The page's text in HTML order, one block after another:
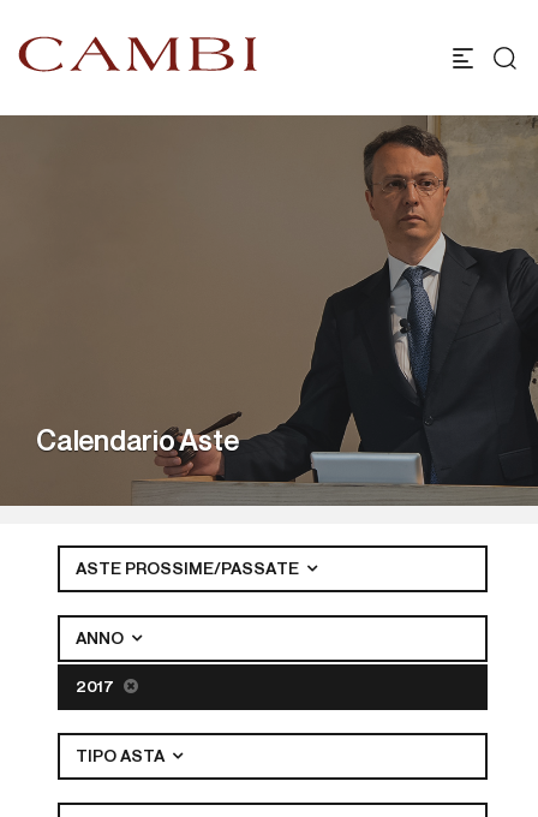
Calendario Aste
ASTE PROSSIME/PASSATE
ANNO
2017
TIPO ASTA